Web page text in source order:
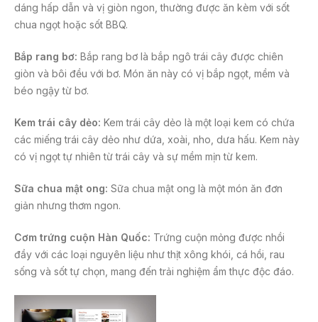
dáng hấp dẫn và vị giòn ngon, thường được ăn kèm với sốt
chua ngọt hoặc sốt BBQ.
Bắp rang bơ: Bắp rang bơ là bắp ngô trái cây được chiên
giòn và bôi đều với bơ. Món ăn này có vị bắp ngọt, mềm và
béo ngậy từ bơ.
Kem trái cây dẻo: Kem trái cây dẻo là một loại kem có chứa
các miếng trái cây dẻo như dứa, xoài, nho, dưa hấu. Kem này
có vị ngọt tự nhiên từ trái cây và sự mềm mịn từ kem.
Sữa chua mật ong: Sữa chua mật ong là một món ăn đơn
giản nhưng thơm ngon.
Cơm trứng cuộn Hàn Quốc: Trứng cuộn mỏng được nhồi
đầy với các loại nguyên liệu như thịt xông khói, cá hồi, rau
sống và sốt tự chọn, mang đến trải nghiệm ẩm thực độc đáo.